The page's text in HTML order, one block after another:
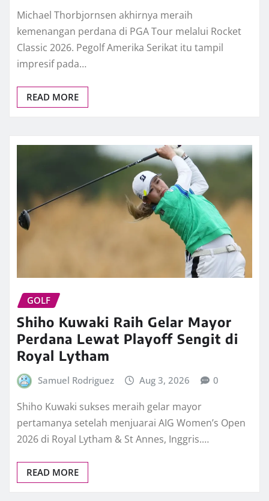
Michael Thorbjornsen akhirnya meraih
kemenangan perdana di PGA Tour melalui Rocket
Classic 2026. Pegolf Amerika Serikat itu tampil
impresif pada…
READ MORE
GOLF
Shiho Kuwaki Raih Gelar Mayor
Perdana Lewat Playoff Sengit di
Royal Lytham
Samuel Rodriguez Aug 3, 2026 0
Shiho Kuwaki sukses meraih gelar mayor
pertamanya setelah menjuarai AIG Women’s Open
2026 di Royal Lytham & St Annes, Inggris.…
READ MORE